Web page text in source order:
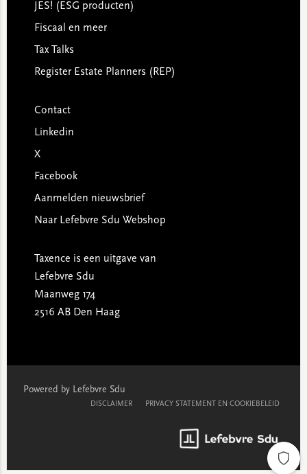
JES! (ESG producten)
Fiscaal en meer
Tax Talks
Register Estate Planners (REP)
Contact
Linkedin
X
Facebook
Aanmelden nieuwsbrief
Naar Lefebvre Sdu Webshop
Taxence is een uitgave van
Lefebvre Sdu
Maanweg 174
2516 AB Den Haag
Powered by Lefebvre Sdu
DISCLAIMER PRIVACY STATEMENT EN COOKIEBELEID